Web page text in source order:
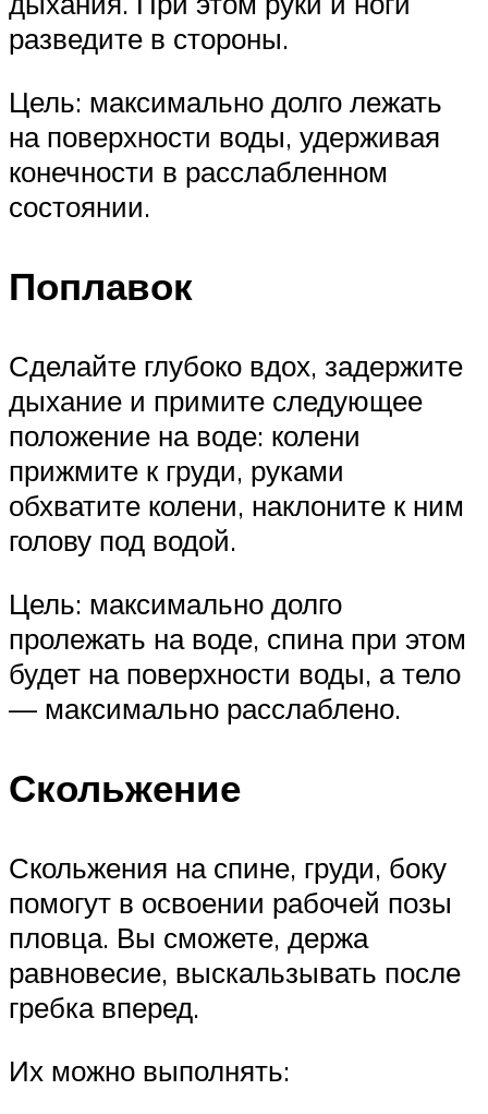
разведите в стороны.
Цель: максимально долго лежать
на поверхности воды, удерживая
конечности в расслабленном
состоянии.
Поплавок
Сделайте глубоко вдох, задержите
дыхание и примите следующее
положение на воде: колени
прижмите к груди, руками
обхватите колени, наклоните к ним
голову под водой.
Цель: максимально долго
пролежать на воде, спина при этом
будет на поверхности воды, а тело
— максимально расслаблено.
Скольжение
Скольжения на спине, груди, боку
помогут в освоении рабочей позы
пловца. Вы сможете, держа
равновесие, выскальзывать после
гребка вперед.
Их можно выполнять: